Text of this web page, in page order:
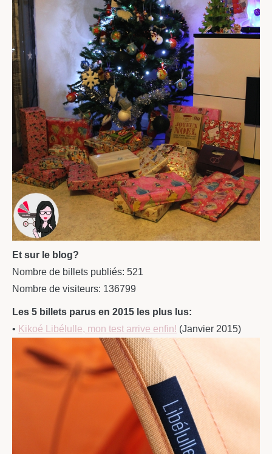
Et sur le blog?
Nombre de billets publiés: 521
Nombre de visiteurs: 136799
Les 5 billets parus en 2015 les plus lus:
• Kikoé Libélulle, mon test arrive enfin! (Janvier 2015)